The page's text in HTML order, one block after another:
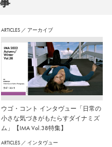
ARTICLES ／ アーカイブ
ウゴ・コント インタヴュー「日常の
小さな気づきがもたらすダイナミズ
ム」【IMA Vol.38特集】
ARTICLES ／ インタヴュー